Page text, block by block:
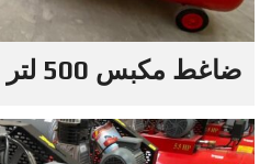
ضاغط مكبس 500 لتر